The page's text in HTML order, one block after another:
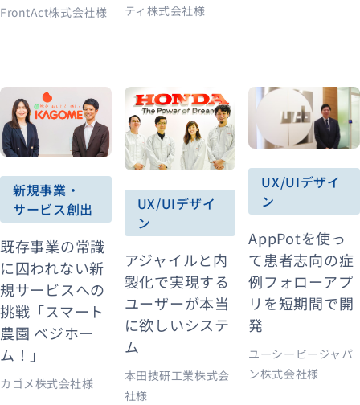
FrontAct株式会社様
ティ株式会社様
新規事業・
サービス創出
既存事業の常識
に囚われない新
規サービスへの
挑戦「スマート
農園 ベジホー
ム！」
カゴメ株式会社様
UX/UIデザイ
ン
アジャイルと内
製化で実現する
ユーザーが本当
に欲しいシステ
ム
本田技研工業株式会
社様
UX/UIデザイ
ン
AppPotを使っ
て患者志向の症
例フォローアプ
リを短期間で開
発
ユーシービージャパ
ン株式会社様